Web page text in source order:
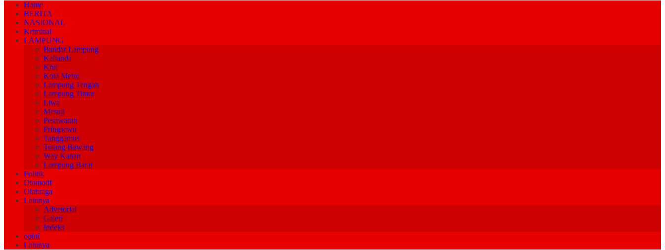
Home
BERITA
NASIONAL
Kriminal
LAMPUNG
Bandar Lampung
Kalianda
Krui
Kota Metro
Lampung Tengah
Lampung Timur
Liwa
Mesuji
Pesawaran
Pringsewu
Tanggamus
Tulang Bawang
Way Kanan
Lampung Barat
Politik
Otomotif
Olahraga
Lainnya
Advetorial
Galeri
Indeks
opini
Lainnya